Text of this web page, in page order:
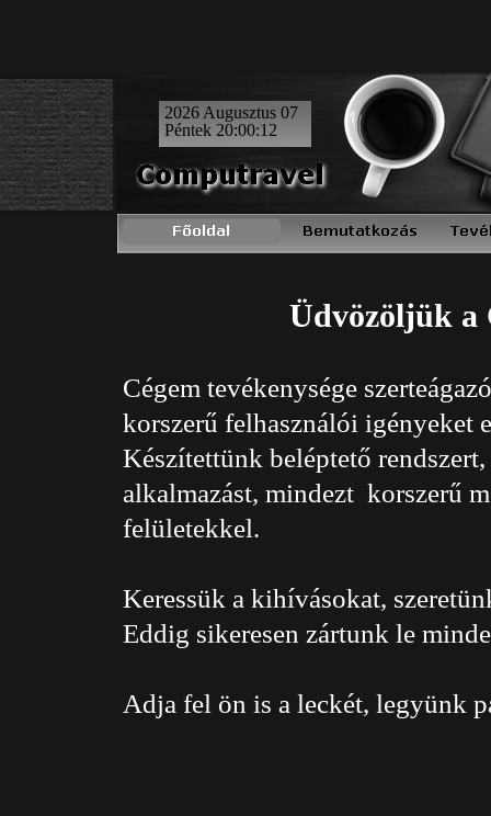
2026 Augusztus 07
Péntek 20:00:13
Üdvözöljük a
Cégem tevékenysége
korszerű felhasználói igényeket
Készítettünk beléptető
alkalmazást, mindezt korszerű
felületekkel.
Keressük a kihívásokat,
Eddig sikeresen zártunk le
Adja fel ön is a leckét, legyünk